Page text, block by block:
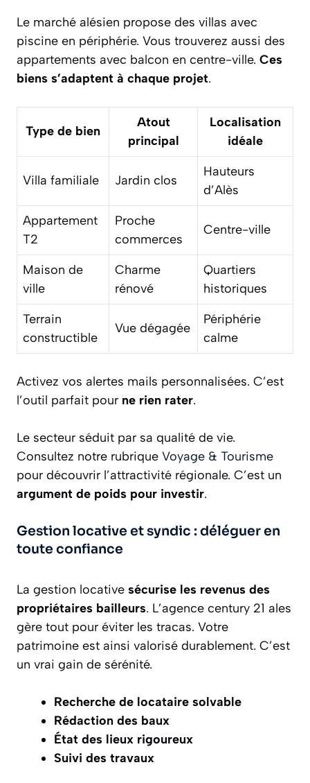
Le marché alésien propose des villas avec
piscine en périphérie. Vous trouverez aussi des
appartements avec balcon en centre-ville. Ces
biens s’adaptent à chaque projet.
Type de bien
Atout
principal
Localisation
idéale
Villa familiale Jardin clos
Hauteurs
d’Alès
Appartement
T2
Proche
commerces
Centre-ville
Maison de
ville
Charme
rénové
Quartiers
historiques
Terrain
constructible
Vue dégagée
Périphérie
calme
Activez vos alertes mails personnalisées. C’est
l’outil parfait pour ne rien rater.
Le secteur séduit par sa qualité de vie.
Consultez notre rubrique Voyage & Tourisme
pour découvrir l’attractivité régionale. C’est un
argument de poids pour investir.
Gestion locative et syndic : déléguer en
toute confiance
La gestion locative sécurise les revenus des
propriétaires bailleurs. L’agence century 21 ales
gère tout pour éviter les tracas. Votre
patrimoine est ainsi valorisé durablement. C’est
un vrai gain de sérénité.
Recherche de locataire solvable
Rédaction des baux
État des lieux rigoureux
Suivi des travaux